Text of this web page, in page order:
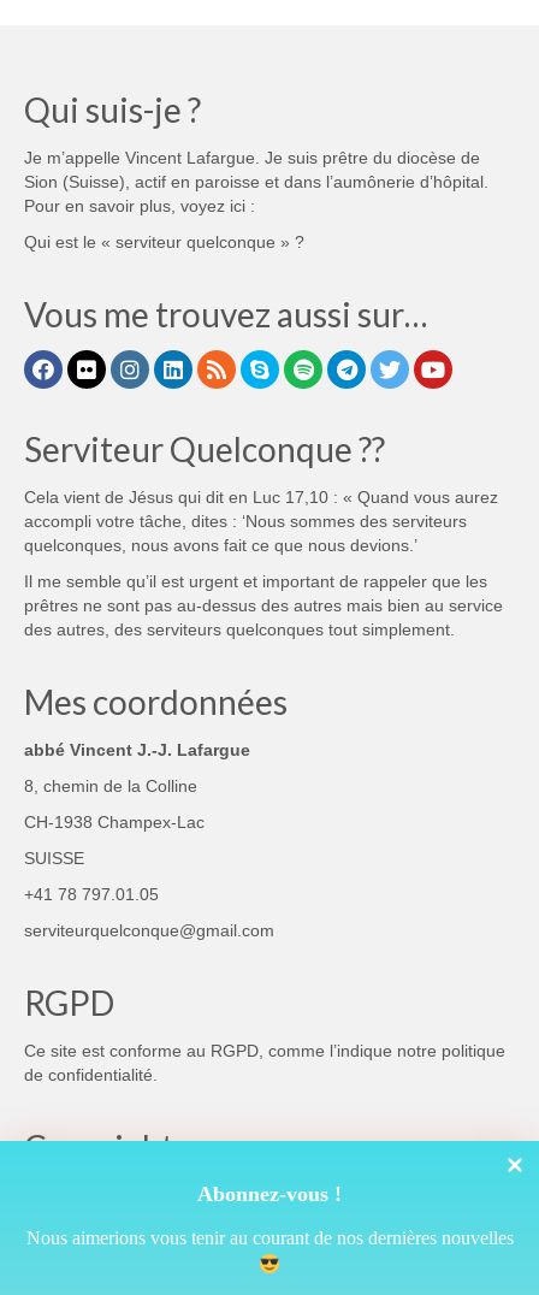
Abonnez-vous !
Nous aimerions vous tenir au courant de nos dernières nouvelles
Qui suis-je ?
Je m’appelle Vincent Lafargue. Je suis prêtre du diocèse de
Sion (Suisse), actif en paroisse et dans l’aumônerie d’hôpital.
Pour en savoir plus, voyez ici :
Qui est le « serviteur quelconque » ?
Vous me trouvez aussi sur…
Serviteur Quelconque ??
Cela vient de Jésus qui dit en Luc 17,10 : « Quand vous aurez
accompli votre tâche, dites : ‘Nous sommes des serviteurs
quelconques, nous avons fait ce que nous devions.’
Il me semble qu’il est urgent et important de rappeler que les
prêtres ne sont pas au-dessus des autres mais bien au service
des autres, des serviteurs quelconques tout simplement.
Mes coordonnées
abbé Vincent J.-J. Lafargue
8, chemin de la Colline
CH-1938 Champex-Lac
SUISSE
+41 78 797.01.05
serviteurquelconque@gmail.com
RGPD
Ce site est conforme au RGPD, comme l’indique notre politique
de confidentialité
Copyright